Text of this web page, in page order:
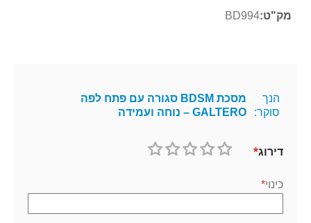
מידע
BD994
הנך
סוקר:
מסכת BDSM סגורה עם פתח לפה
GALTERO – נוחה ועמידה
דירוג
כינוי